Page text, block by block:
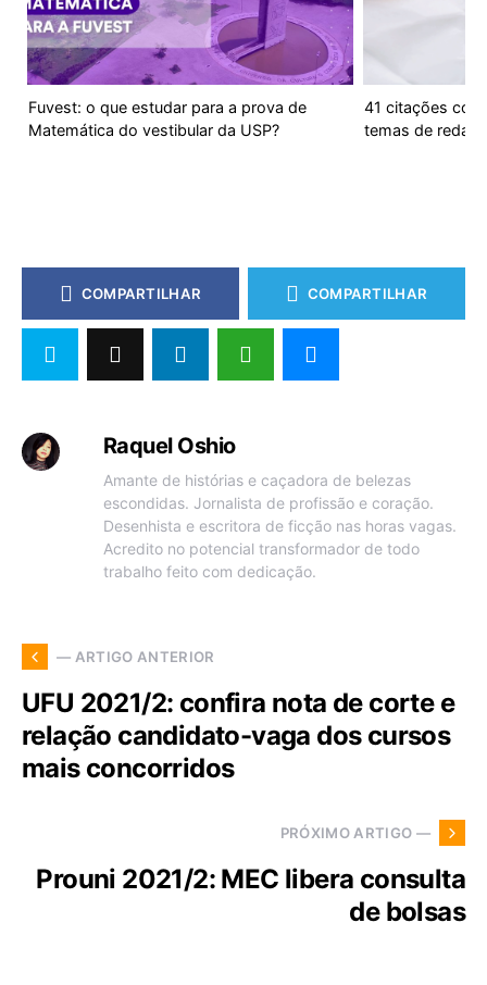
Fuvest: o que estudar para a prova de
Matemática do vestibular da USP?
41 citações
temas de
COMPARTILHAR COMPARTILHAR
Raquel Oshio
Amante de histórias e caçadora de belezas
escondidas. Jornalista de profissão e coração.
Desenhista e escritora de ficção nas horas vagas.
Acredito no potencial transformador de todo
trabalho feito com dedicação.
— ARTIGO ANTERIOR
UFU 2021/2: confira nota de corte e
relação candidato-vaga dos cursos
mais concorridos
PRÓXIMO ARTIGO —
Prouni 2021/2: MEC libera consulta
de bolsas